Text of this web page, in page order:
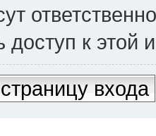
доступ к
входа